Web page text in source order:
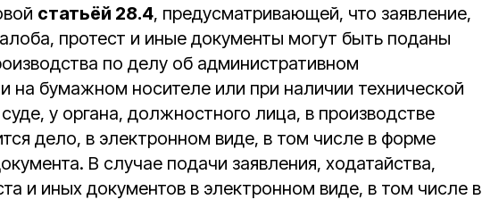
статьёй 28.4, предусматривающей, что заявление,
протест и иные документы могут быть поданы
по делу об административном
на бумажном носителе или при наличии технической
у органа, должностного лица, в производстве
дело, в электронном виде, в том числе в форме
В случае подачи заявления, ходатайства,
и иных документов в электронном виде, в том числе в